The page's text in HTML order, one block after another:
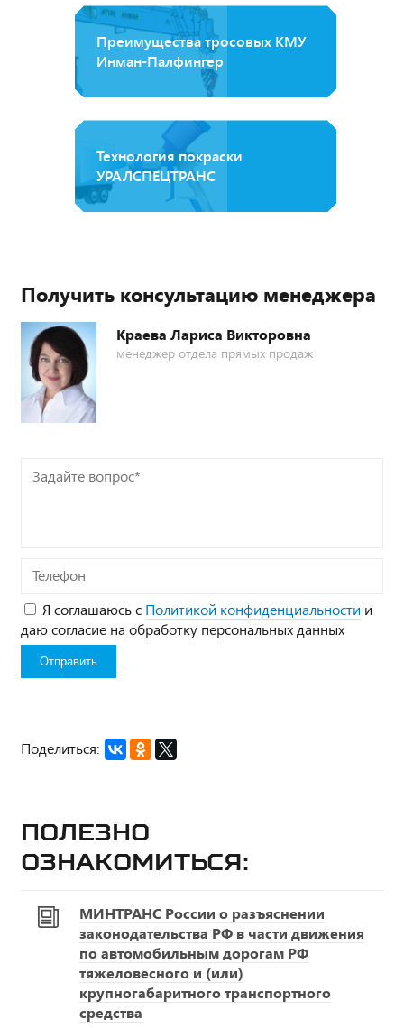
Преимущества тросовых КМУ
Инман-Палфингер
Технология покраски
УРАЛСПЕЦТРАНС
Получить консультацию менеджера
Краева Лариса Викторовна
менеджер отдела прямых продаж
Задайте
Телефон
Я соглашаюсь с Политикой конфиденциальности и
даю согласие на обработку персональных данных
Поделиться:
Полезно
ознакомиться:
МИНТРАНС России о разъяснении
законодательства РФ в части движения
по автомобильным дорогам РФ
тяжеловесного и (или)
крупногабаритного транспортного
средства